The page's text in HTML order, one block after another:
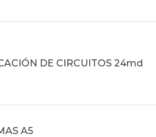
DE CIRCUITOS 24md
A5